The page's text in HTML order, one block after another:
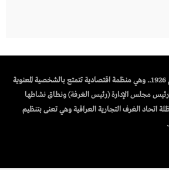
تأسست غرفة تجارة الموصل عام 1926.. وهي منظمة اقتصادية تتمتع بالشخصية المعنوية
رئيس مجلس الإدارة (رئيس الغرفة) ونطاق نشاطها
اتحاد الغرف التجارية العراقية وهي تعنى بتنظيم